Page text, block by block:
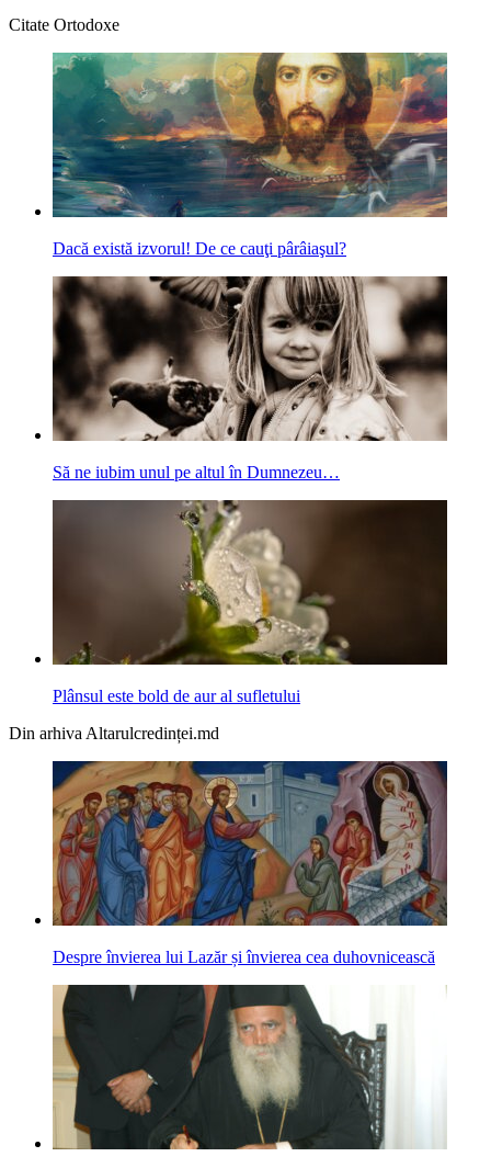
Citate Ortodoxe
Dacă există izvorul! De ce cauţi pârâiaşul?
Să ne iubim unul pe altul în Dumnezeu…
Plânsul este bold de aur al sufletului
Din arhiva Altarulcredinței.md
Despre învierea lui Lazăr și învierea cea duhovnicească